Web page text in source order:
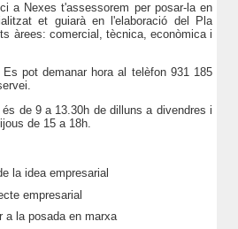
a Nexes t'assessorem per posar-la en
et guiarà en l'elaboració del Pla
àrees: comercial, tècnica, econòmica i
pot demanar hora al telèfon 931 185
de 9 a 13.30h de dilluns a divendres i
de 15 a 18h.
la idea empresarial
empresarial
a la posada en marxa